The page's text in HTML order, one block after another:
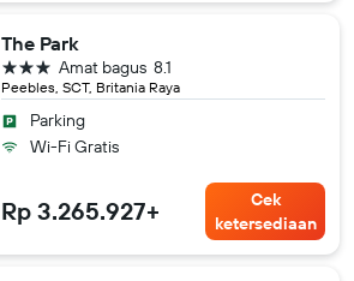
The Park
Peebles, SCT, Britania Raya
8.1
Amat bagus
bintang 3
Parking
Wi-Fi Gratis
Rp 3.265.927+
Cek
ketersediaan